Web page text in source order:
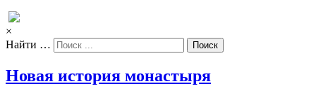
×
Найти …
Новая история монастыря